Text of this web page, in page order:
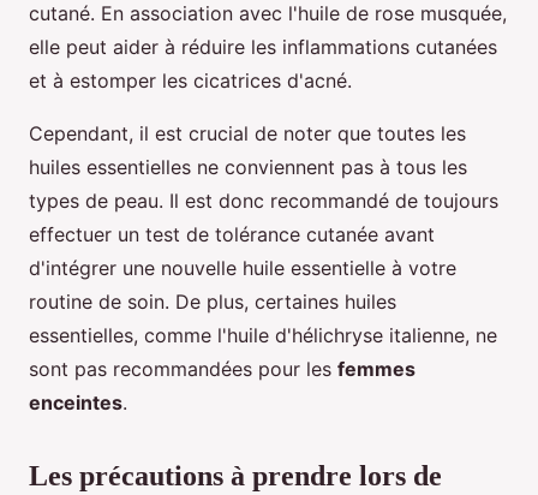
cutané. En association avec l'huile de rose musquée,
elle peut aider à réduire les inflammations cutanées
et à estomper les cicatrices d'acné.
Cependant, il est crucial de noter que toutes les
huiles essentielles ne conviennent pas à tous les
types de peau. Il est donc recommandé de toujours
effectuer un test de tolérance cutanée avant
d'intégrer une nouvelle huile essentielle à votre
routine de soin. De plus, certaines huiles
essentielles, comme l'huile d'hélichryse italienne, ne
sont pas recommandées pour les femmes
enceintes.
Les précautions à prendre lors de